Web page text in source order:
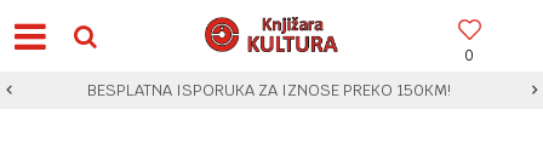
0
BESPLATNA ISPORUKA ZA IZNOSE PREKO 150KM!